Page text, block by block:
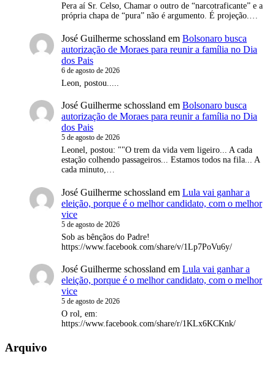
Pera aí Sr. Celso, Chamar o outro de “narcotraficante” e a
própria chapa de “pura” não é argumento. É projeção.…
José Guilherme schossland em Bolsonaro busca
autorização de Moraes para reunir a família no Dia
dos Pais
6 de agosto de 2026
Leon, postou.....
José Guilherme schossland em Bolsonaro busca
autorização de Moraes para reunir a família no Dia
dos Pais
5 de agosto de 2026
Leonel, postou: ""O trem da vida vem ligeiro... A cada
estação colhendo passageiros... Estamos todos na fila... A
cada minuto,…
José Guilherme schossland em Lula vai ganhar a
eleição, porque é o melhor candidato, com o melhor
vice
5 de agosto de 2026
Sob as bênçãos do Padre!
https://www.facebook.com/share/v/1Lp7PoVu6y/
José Guilherme schossland em Lula vai ganhar a
eleição, porque é o melhor candidato, com o melhor
vice
5 de agosto de 2026
O rol, em:
https://www.facebook.com/share/r/1KLx6KCKnk/
Arquivo